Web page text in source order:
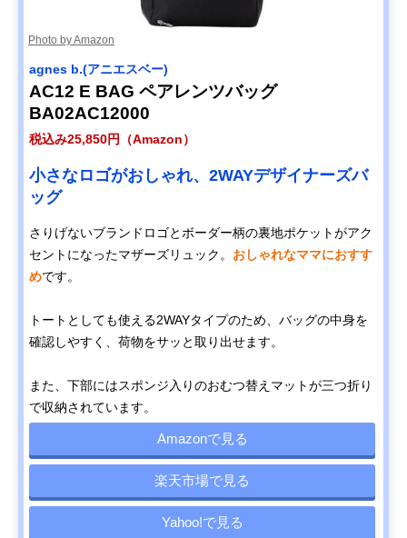
Photo by Amazon
agnes b.(アニエスベー)
AC12 E BAG ペアレンツバッグ
BA02AC12000
税込み25,850円（Amazon）
小さなロゴがおしゃれ、2WAYデザイナーズバ
ッグ
さりげないブランドロゴとボーダー柄の裏地ポケットがアク
セントになったマザーズリュック。 おしゃれなママにおすす
めです。
トートとしても使える2WAYタイプのため、バッグの中身を
確認しやすく、荷物をサッと取り出せます。
また、下部にはスポンジ入りのおむつ替えマットが三つ折り
で収納されています。
Amazonで見る
楽天市場で見る
Yahoo!で見る